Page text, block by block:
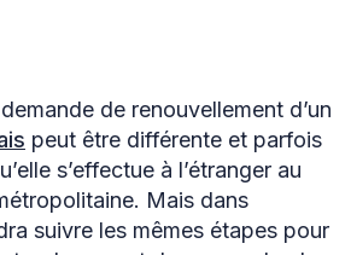
de renouvellement d’un
peut être différente et parfois
s’effectue à l’étranger au
Mais dans
suivre les mêmes étapes pour